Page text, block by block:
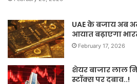
UAE के बजाय अब
आयात बढ़ाएगा
February 17, 2026
शेयर बाजार लाल
स्टॉक्स पर दबाव..!